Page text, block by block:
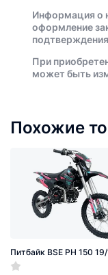
Информация о
оформление
При
может быть
Похожие
Питбайк BSE PH 150